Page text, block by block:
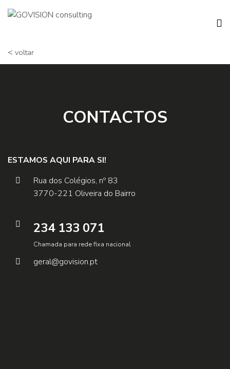
< voltar
CONTACTOS
ESTAMOS AQUI PARA SI!
Rua dos Colégios, nº 83
3770-221 Oliveira do Bairro
234 133 071
Chamada para rede fixa nacional
geral@govision.pt